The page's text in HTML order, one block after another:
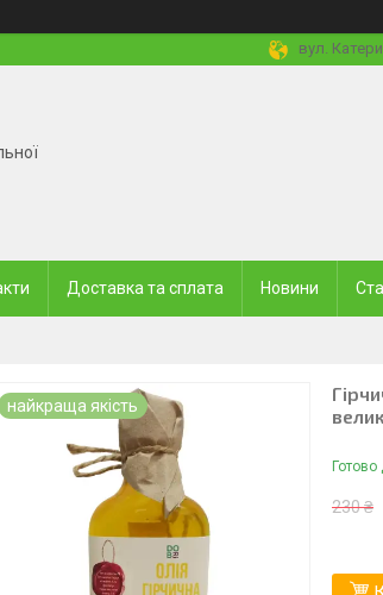
вул.
Доставка та сплата Новини
найкраща якість
230 ₴